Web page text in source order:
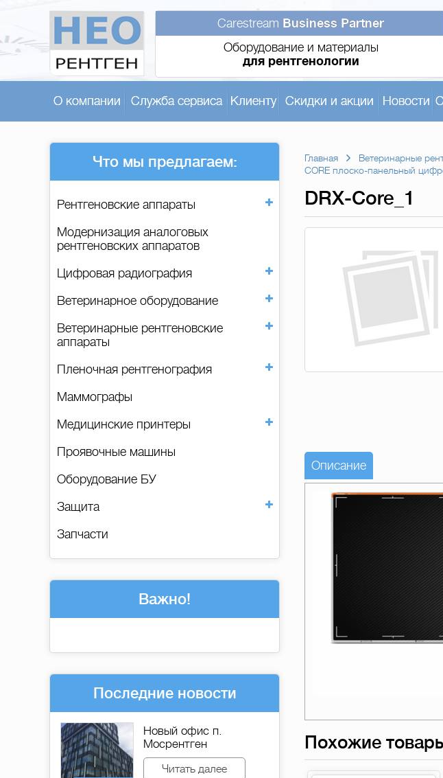
Carestream Business Partner
Оборудование и материалы
для рентгенологии
О компании Служба сервиса Клиенту Скидки и акции Новости
Что мы предлагаем:
Рентгеновские аппараты
Модернизация аналоговых
рентгеновских аппаратов
Цифровая радиография
Ветеринарное оборудование
Ветеринарные рентгеновские
аппараты
Пленочная рентгенография
Маммографы
Медицинские принтеры
Проявочные машины
Оборудование БУ
Защита
Запчасти
Важно!
Последние новости
Новый офис п.
Мосрентген
Читать далее
Главная Ветеринарные
CORE плоско-панельный
DRX-Core_1
Описание
Похожие